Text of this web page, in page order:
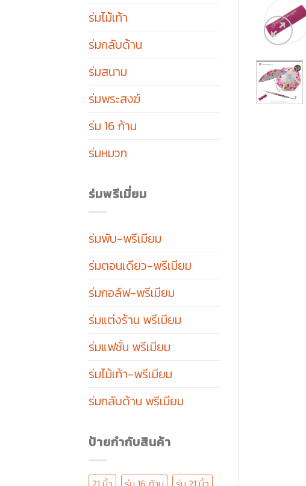
ร่มไม้เท้า
ร่มกลับด้าน
ร่มสนาม
ร่มพระสงฆ์
ร่ม 16 ก้าน
ร่มหมวก
ร่มพรีเมี่ยม
ร่มพับ-พรีเมียม
ร่มตอนเดียว-พรีเมียม
ร่มกอล์ฟ-พรีเมียม
ร่มแต่งร้าน พรีเมียม
ร่มแฟชั่น พรีเมียม
ร่มไม้เท้า-พรีเมียม
ร่มกลับด้าน พรีเมียม
ป้ายกำกับสินค้า